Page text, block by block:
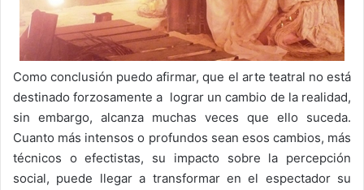
Como conclusión puedo afirmar, que el arte teatral no está
destinado forzosamente a lograr un cambio de la realidad,
sin embargo, alcanza muchas veces que ello suceda.
Cuanto más intensos o profundos sean esos cambios, más
técnicos o efectistas, su impacto sobre la percepción
social, puede llegar a transformar en el espectador su